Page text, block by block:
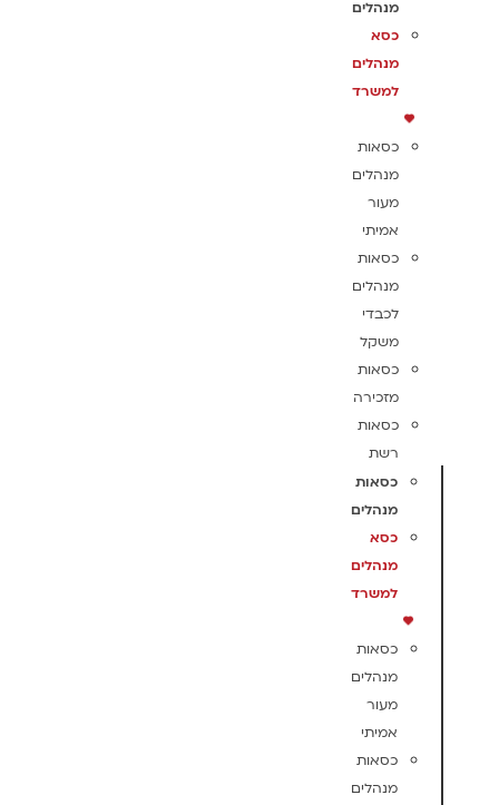
מנהלים
כסא
מנהלים
למשרד
כסאות
מנהלים
מעור
אמיתי
כסאות
מנהלים
לכבדי
משקל
כסאות
מזכירה
כסאות
רשת
כסאות
מנהלים
כסא
מנהלים
למשרד
כסאות
מנהלים
מעור
אמיתי
כסאות
מנהלים